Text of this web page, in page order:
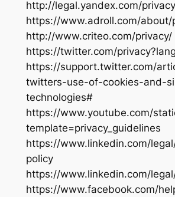
http://legal.yandex.com/
https://www.adroll.com/about/
http://www.criteo.com/privacy/
https://twitter.com/
https://support.twitter.com/
twitters-use-of-cookies-and-
technologies#
https://www.youtube.com/
template=privacy_guidelines
https://www.linkedin.com/
policy
https://www.linkedin.com/
https://www.facebook.com/